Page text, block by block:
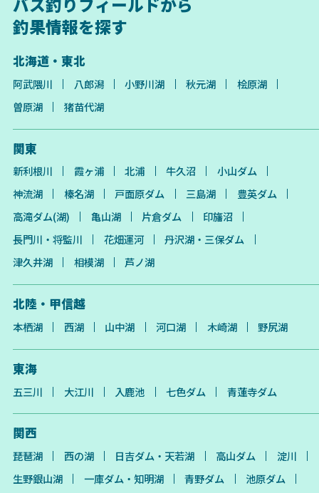
釣果情報を探す
北海道・東北
阿武隈川 八郎潟 小野川湖 秋元湖
桧原湖
曽原湖
猪苗代湖
関東
新利根川 霞ヶ浦 北浦 牛久沼
小山ダム
神流湖
榛名湖 戸面原ダム 三島湖
豊英ダム
高滝ダム(湖)
亀山湖 片倉ダム
印旛沼
長門川・将監川
花畑運河
丹沢湖・三保ダム
津久井湖
相模湖 芦ノ湖
北陸・甲信越
本栖湖 西湖 山中湖 河口湖 木崎湖 野尻湖
東海
五三川 大江川 入鹿池 七色ダム 青蓮寺ダム
関西
琵琶湖 西の湖 日吉ダム・天若湖 高山ダム
淀川
生野銀山湖
一庫ダム・知明湖 青野ダム
池原ダム